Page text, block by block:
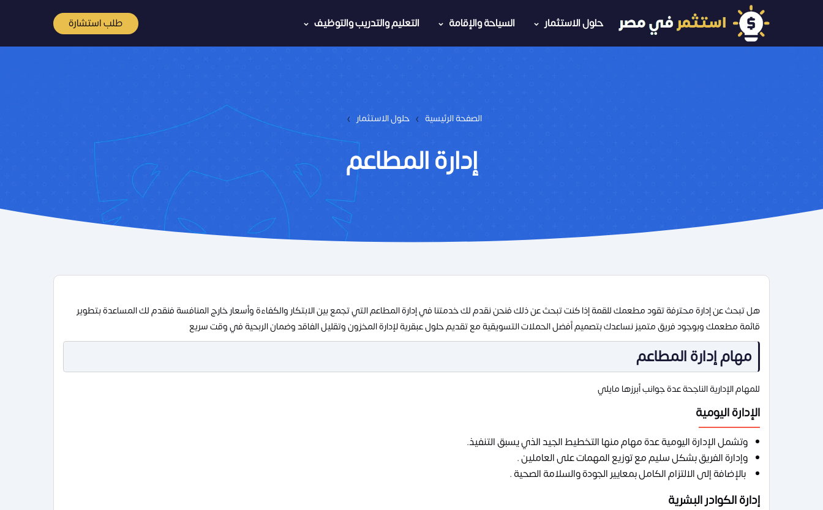
حلول الاستثمار السياحة والإقامة التعليم والتدريب والتوظيف طلب استشارة
الصفحة الرئيسية › حلول الاستثمار ›
إدارة المطاعم
هل تبحث عن إدارة محترفة تقود مطعمك للقمة إذا كنت تبحث عن ذلك فنحن نقدم لك خدمتنا في إدارة المطاعم التي تجمع بين الابتكار والكفاءة وأسعار خارج المنافسة فنقدم لك المساعدة بتطوير
قائمة مطعمك وبوجود فريق متميز نساعدك بتصميم أفضل الحملات التسويقية مع تقديم حلول عبقرية لإدارة المخزون وتقليل الفاقد وضمان الربحية في وقت سريع
مهام إدارة المطاعم
للمهام الإدارية الناجحة عدة جوانب أبرزها مايلي
الإدارة اليومية
وتشمل الإدارة اليومية عدة مهام منها التخطيط الجيد الذي يسبق التنفيذ.
وإدارة الفريق بشكل سليم مع توزيع المهمات على العاملين .
بالإضافة إلى الالتزام الكامل بمعايير الجودة والسلامة الصحية .
إدارة الكوادر البشرية